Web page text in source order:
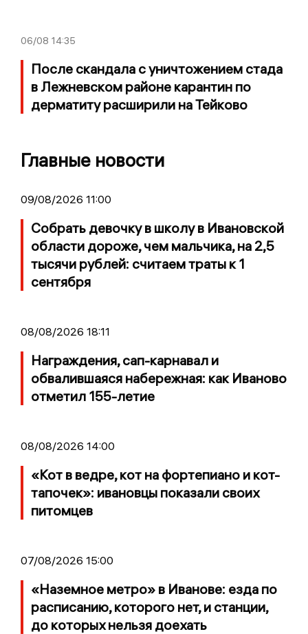
06/08 14:35
После скандала с уничтожением стада
в Лежневском районе карантин по
дерматиту расширили на Тейково
Главные новости
09/08/2026 11:00
Собрать девочку в школу в Ивановской
области дороже, чем мальчика, на 2,5
тысячи рублей: считаем траты к 1
сентября
08/08/2026 18:11
Награждения, сап-карнавал и
обвалившаяся набережная: как Иваново
отметил 155-летие
08/08/2026 14:00
«Кот в ведре, кот на фортепиано и кот-
тапочек»: ивановцы показали своих
питомцев
07/08/2026 15:00
«Наземное метро» в Иванове: езда по
расписанию, которого нет, и станции,
до которых нельзя доехать